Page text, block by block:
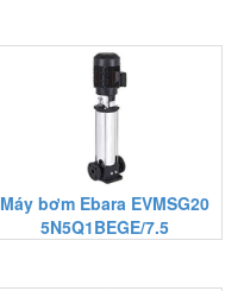
Máy bơm Ebara EVMSG20
5N5Q1BEGE/7.5